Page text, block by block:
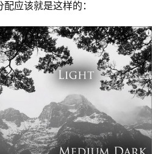
应该就是这样的：